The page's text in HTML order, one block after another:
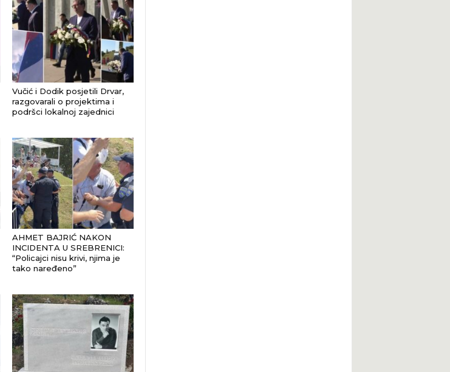
Vučić i Dodik posjetili Drvar,
razgovarali o projektima i
podršci lokalnoj zajednici
AHMET BAJRIĆ NAKON
INCIDENTA U SREBRENICI:
“Policajci nisu krivi, njima je
tako naređeno”